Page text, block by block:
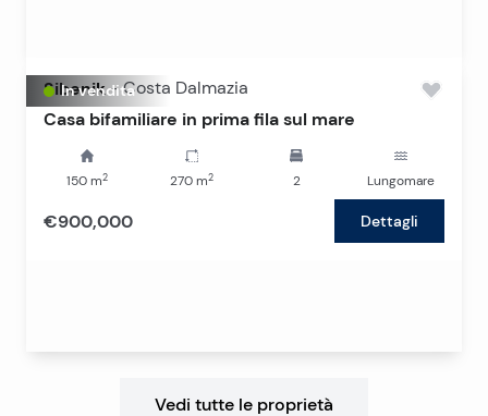
In vendita
Sibenik - Costa Dalmazia
Casa bifamiliare in prima fila sul mare
150 m2 270 m2 2 Lungomare
€900,000 Dettagli
Vedi tutte le proprietà